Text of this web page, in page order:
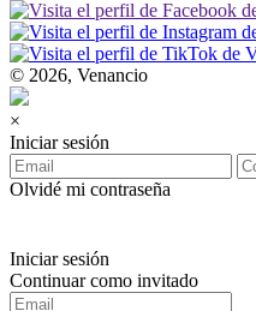
© 2026, Venancio
×
Iniciar sesión
Olvidé mi contraseña
Iniciar sesión
Continuar como invitado